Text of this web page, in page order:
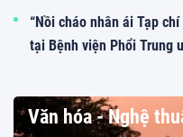
“Nồi cháo nhân ái Tạp
tại Bệnh viện Phổi Trung
Văn hóa - Nghệ